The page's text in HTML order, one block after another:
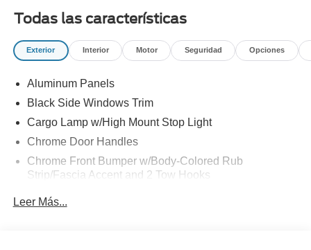
Todas las características
Exterior Interior Motor Seguridad Opciones
Aluminum Panels
Black Side Windows Trim
Cargo Lamp w/High Mount Stop Light
Chrome Door Handles
Chrome Front Bumper w/Body-Colored Rub
Strip/Fascia Accent and 2 Tow Hooks
Chrome Grille
Leer Más...